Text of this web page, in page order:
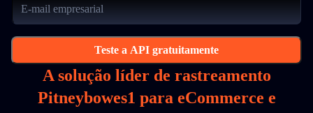
Teste a API gratuitamente
A solução líder de rastreamento
Pitneybowes1 para eCommerce e